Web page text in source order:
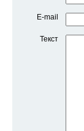
E-mail
Текст